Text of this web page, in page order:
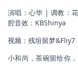
演唱：心华 | 调教：
腔音效：KBShinya
视频：残垣留梦
小和尚，茶碗留给你